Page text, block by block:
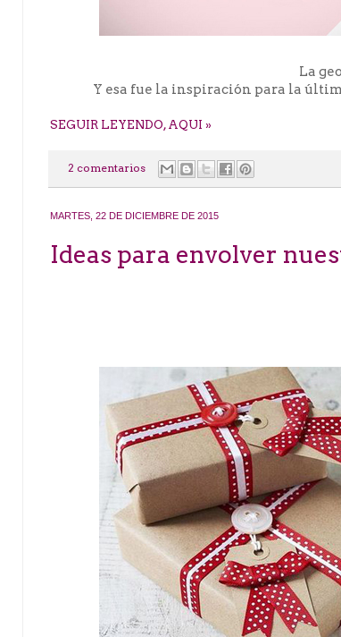
La
Y esa fue la inspiración para la
SEGUIR LEYENDO, AQUI »
2 comentarios
MARTES, 22 DE DICIEMBRE DE 2015
Ideas para envolver